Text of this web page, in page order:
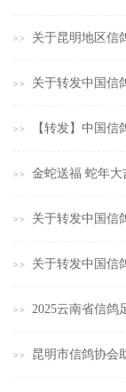
关于昆明地区信
关于转发中国信
【转发】中国
金蛇送福 蛇年大
关于转发中国信
关于转发中国信
2025云南省信鸽
昆明市信鸽协会